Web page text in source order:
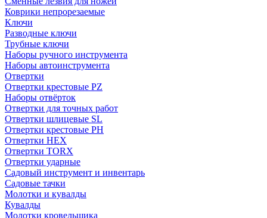
Коврики непрорезаемые
Ключи
Разводные ключи
Трубные ключи
Наборы ручного инструмента
Наборы автоинструмента
Отвертки
Отвертки крестовые PZ
Наборы отвёрток
Отвертки для точных работ
Отвертки шлицевые SL
Отвертки крестовые PH
Отвертки HEX
Отвертки TORX
Отвертки ударные
Садовый инструмент и инвентарь
Садовые тачки
Молотки и кувалды
Кувалды
Молотки кровельщика